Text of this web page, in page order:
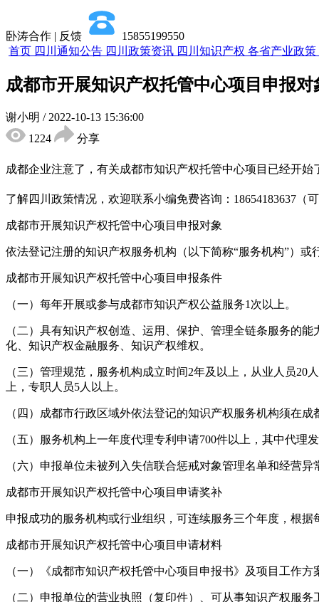
卧涛合作 | 反馈
15855199550
首页 四川通知公告 四川政策资讯 四川知识产权 各省产业政策
成都市开展知识产权托管中心项目申报
谢小明 / 2022-10-13 15:36:00
1224
分享
成都企业注意了，有关成都市知识产权托管中心项目已经开
了解四川政策情况，欢迎联系小编免费咨询：18654183637（
成都市开展知识产权托管中心项目申报对象
依法登记注册的知识产权服务机构（以下简称“服务机构”）或
成都市开展知识产权托管中心项目申报条件
（一）每年开展或参与成都市知识产权公益服务1次以上。
（二）具有知识产权创造、运用、保护、管理全链条服务的
化、知识产权金融服务、知识产权维权。
（三）管理规范，服务机构成立时间2年及以上，从业人员
上，专职人员5人以上。
（四）成都市行政区域外依法登记的知识产权服务机构须在
（五）服务机构上一年度代理专利申请700件以上，其中代
（六）申报单位未被列入失信联合惩戒对象管理名单和经营异
成都市开展知识产权托管中心项目申请奖补
申报成功的服务机构或行业组织，可连续服务三个年度，根
成都市开展知识产权托管中心项目申请材料
（一）《成都市知识产权托管中心项目申报书》及项目工作方
（二）申报单位的营业执照（复印件）、可从事知识产权服